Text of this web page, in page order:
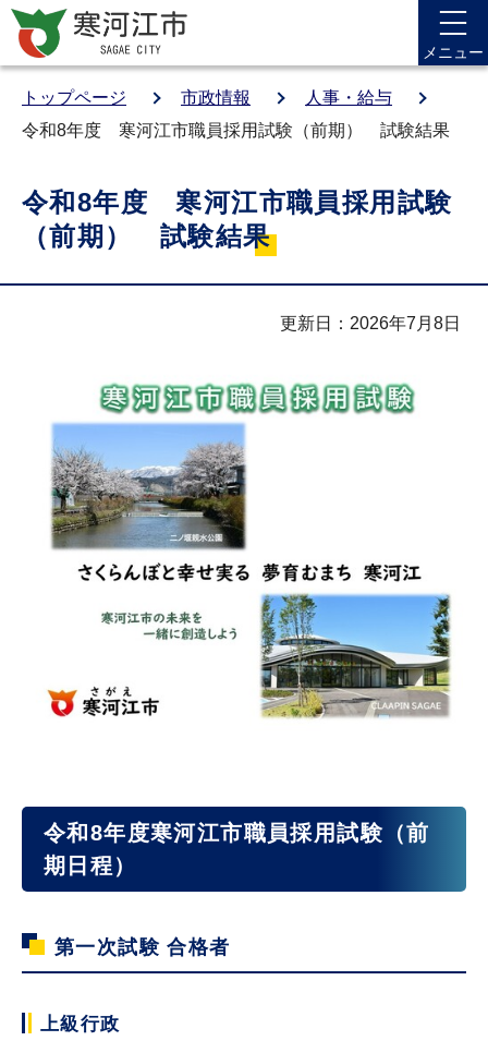
メニュー
トップページ 市政情報
人事・給与
令和8年度 寒河江市職員採用試験（前期） 試験結果
令和8年度 寒河江市職員採用試験
（前期） 試験結果
更新日：2026年7月8日
令和8年度寒河江市職員採用試験（前
期日程）
第一次試験 合格者
上級行政